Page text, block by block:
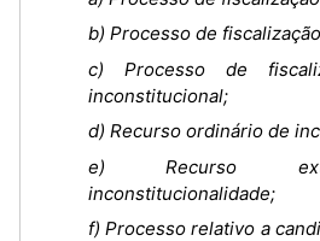
b) Processo de
c) Processo de
inconstitucional;
d) Recurso ordinário de
e) Recurso
inconstitucionalidade;
f) Processo relativo a